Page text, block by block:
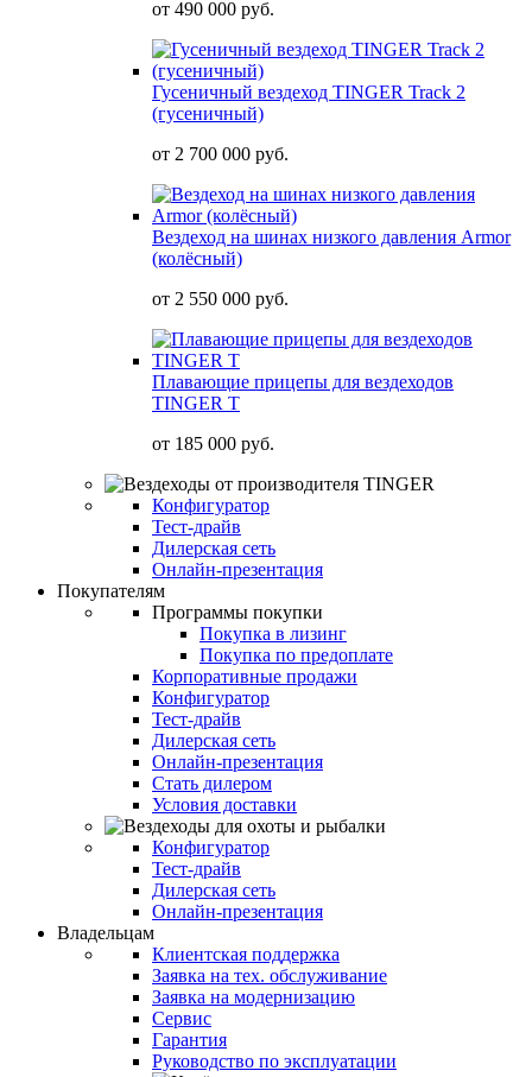
от 490 000 руб.
Гусеничный вездеход TINGER Track 2
(гусеничный)
от 2 700 000 руб.
Вездеход на шинах низкого давления Armor
(колёсный)
от 2 550 000 руб.
Плавающие прицепы для вездеходов
TINGER T
от 185 000 руб.
Конфигуратор
Тест-драйв
Дилерская сеть
Онлайн-презентация
Покупателям
Программы покупки
Покупка в лизинг
Покупка по предоплате
Корпоративные продажи
Конфигуратор
Тест-драйв
Дилерская сеть
Онлайн-презентация
Стать дилером
Условия доставки
Конфигуратор
Тест-драйв
Дилерская сеть
Онлайн-презентация
Владельцам
Клиентская поддержка
Заявка на тех. обслуживание
Заявка на модернизацию
Сервис
Гарантия
Руководство по эксплуатации